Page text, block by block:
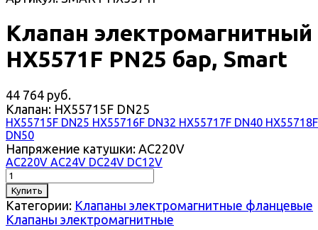
Клапан электромагнитный
HX5571F PN25 бар, Smart
44 764 руб.
Клапан: HX55715F DN25
HX55715F DN25 HX55716F DN32 HX55717F DN40 HX55718F
DN50
Напряжение катушки: AC220V
AC220V AC24V DC24V DC12V
Купить
Категории: Клапаны электромагнитные фланцевые
Клапаны электромагнитные